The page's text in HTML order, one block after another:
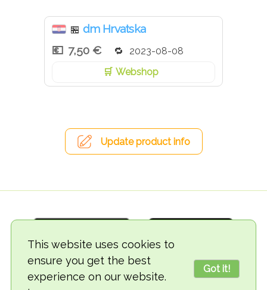
This website uses cookies to
ensure you get the best
experience on our website.
Got it!
Nanesite malu količinu aplikatorom na četkicu za zube
i perite zube kao i obično 3 minute. Nemojte gutati.
Bez fluorida, bez parabena.
🏪 dm Hrvatska
7,50 €
2023-08-08
Webshop
Update product info
© 2018-2026 TheVegCat